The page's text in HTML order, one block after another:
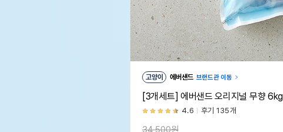
고양이 에버샌드 브랜드관 이동
[3개세트] 에버샌드 오리지널 무향 6kg
4.6 후기 135개
34,500원